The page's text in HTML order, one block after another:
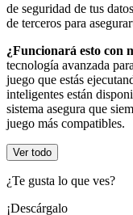
de seguridad de tus
de terceros para
¿Funcionará esto con
tecnología avanzada
juego que estás
inteligentes están
sistema asegura que
juego más compatibles.
Ver todo
¿Te gusta lo que ves?
¡Descárgalo